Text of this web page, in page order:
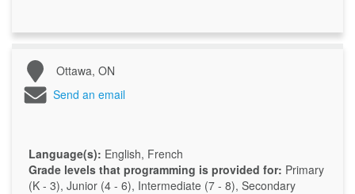
Ottawa, ON
Send an email
Language(s): English, French
Grade levels that programming is provided for: Primary
(K - 3), Junior (4 - 6), Intermediate (7 - 8), Secondary